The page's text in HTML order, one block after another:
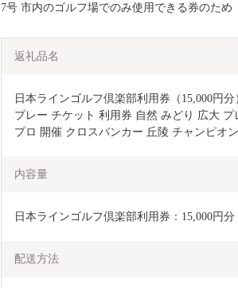
7号 市内のゴルフ場でのみ使用できる券のため
返礼品名
日本ラインゴルフ倶楽部利用券（15,000円
プレー チケット 利用券 自然 みどり 広大
プロ 開催 クロスバンカー 丘陵 チャンピオン
内容量
日本ラインゴルフ倶楽部利用券：15,000円分
配送方法